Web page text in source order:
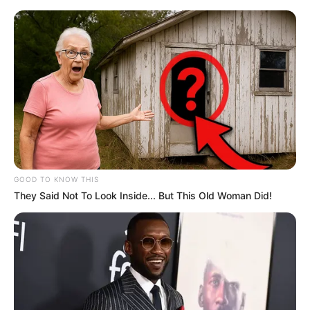
Nabburg - Oberpfälzer Freilandmuseum
Nabburg Veranstaltungen Hotels
«zurück Nabburg
GOOD TO KNOW THIS
They Said Not To Look Inside... But This Old Woman Did!